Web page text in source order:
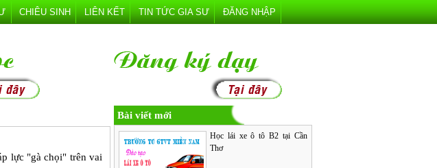
CHIÊU SINH LIÊN KẾT TIN TỨC GIA SƯ ĐĂNG NHẬP
lực "gà chọi" trên vai
Bài viết mới
Học lái xe ô tô B2 tại Cần
Thơ